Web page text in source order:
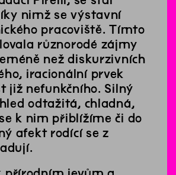
nimž se výstavní
pracoviště. Tímto
různorodé zájmy
než diskurzivních
iracionální prvek
již nefunkčního. Silný
odtažitá, chladná,
k nim přiblížíme či do
afekt rodící se z